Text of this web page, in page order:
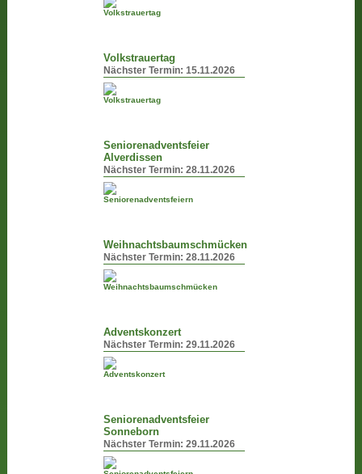
Volkstrauertag
Nächster Termin:15.11.2026
Seniorenadventsfeier
Alverdissen
Nächster Termin:28.11.2026
Weihnachtsbaumschmücken
Nächster Termin:28.11.2026
Adventskonzert
Nächster Termin:29.11.2026
Seniorenadventsfeier
Sonneborn
Nächster Termin:29.11.2026